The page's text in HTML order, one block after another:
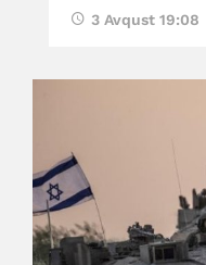
3 Avqust 19:08